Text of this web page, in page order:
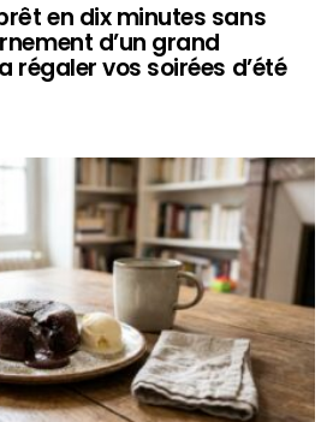
en dix minutes sans
d’un grand
régaler vos soirées d’été